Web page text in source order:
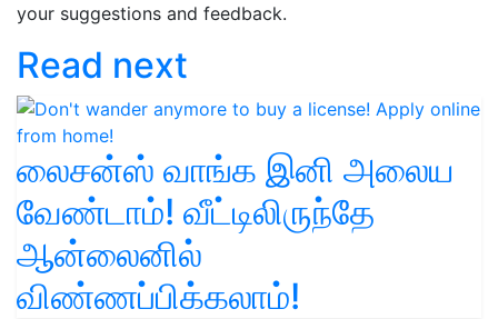
your suggestions and feedback.
Read next
லைசன்ஸ் வாங்க இனி அலைய
வேண்டாம்! வீட்டிலிருந்தே
ஆன்லைனில்
விண்ணப்பிக்கலாம்!